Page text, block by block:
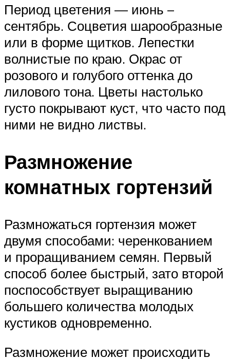
Период цветения — июнь –
сентябрь. Соцветия шарообразные
или в форме щитков. Лепестки
волнистые по краю. Окрас от
розового и голубого оттенка до
лилового тона. Цветы настолько
густо покрывают куст, что часто под
ними не видно листвы.
Размножение
комнатных гортензий
Размножаться гортензия может
двумя способами: черенкованием
и проращиванием семян. Первый
способ более быстрый, зато второй
поспособствует выращиванию
большего количества молодых
кустиков одновременно.
Размножение может происходить